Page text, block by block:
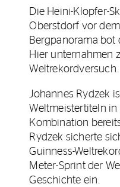
Die Heini-Klopfer-
Oberstdorf vor
Bergpanorama bot
Hier unternahmen
Weltrekordversuch.
Johannes Rydzek
Weltmeistertiteln
Kombination
Rydzek sicherte
Guinness-
Meter-Sprint der
Geschichte ein.